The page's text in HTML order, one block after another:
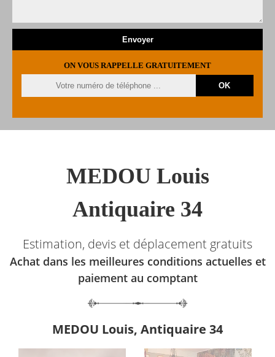
ON VOUS RAPPELLE GRATUITEMENT
MEDOU Louis
Antiquaire 34
Estimation, devis et déplacement gratuits
Achat dans les meilleures conditions actuelles et
paiement au comptant
MEDOU Louis, Antiquaire 34